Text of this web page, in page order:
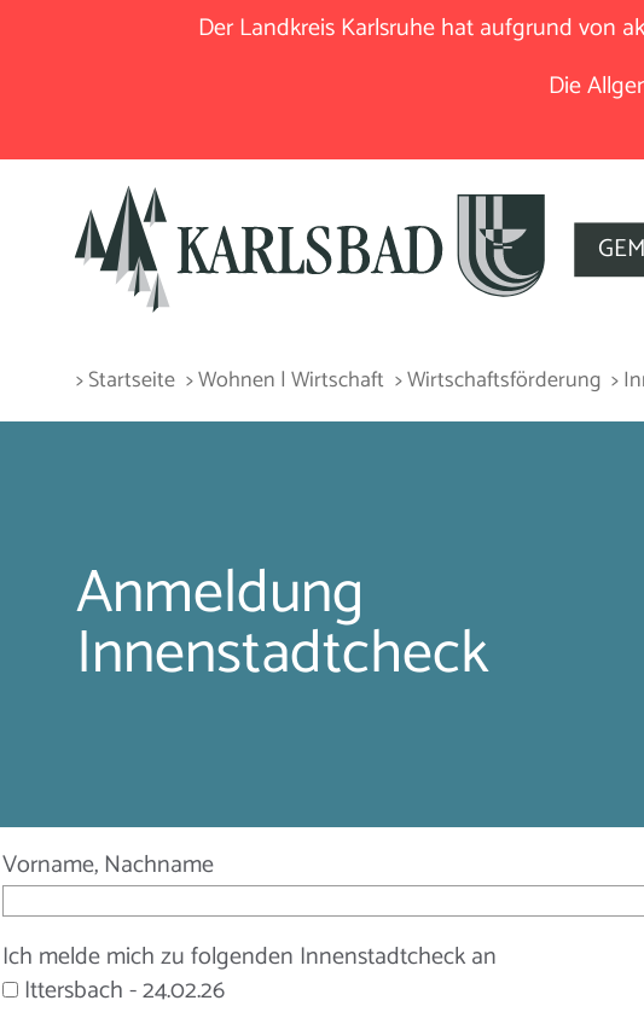
Der Landkreis Karlsruhe hat aufgrund von
Die
> Startseite > Wohnen | Wirtschaft > Wirtschaftsförderung >
Anmeldung
Innenstadtcheck
Vorname, Nachname
Ich melde mich zu folgenden Innenstadtcheck an
Ittersbach - 24.02.26